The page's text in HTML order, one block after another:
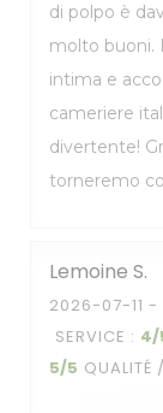
di polpo è
molto buoni.
intima e
cameriere
divertente!
torneremo
Lemoine S
2026-07-11 -
SERVICE : 4/
5/5 QUALITÉ